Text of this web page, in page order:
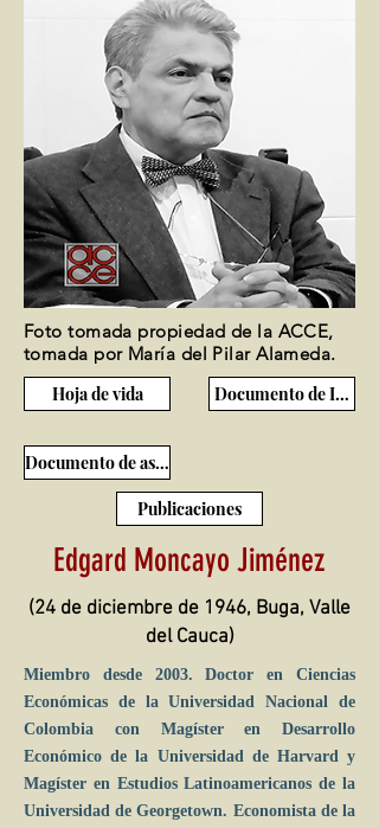
Foto tomada propiedad de la ACCE,
tomada por María del Pilar Alameda.
Hoja de vida
Documento de Ingreso
Documento de ascenso
Publicaciones
Edgard Moncayo Jiménez
(24 de diciembre de 1946, Buga, Valle
del Cauca)
Miembro desde 2003. Doctor en Ciencias
Económicas de la Universidad Nacional de
Colombia con Magíster en Desarrollo
Económico de la Universidad de Harvard y
Magíster en Estudios Latinoamericanos de la
Universidad de Georgetown. Economista de la